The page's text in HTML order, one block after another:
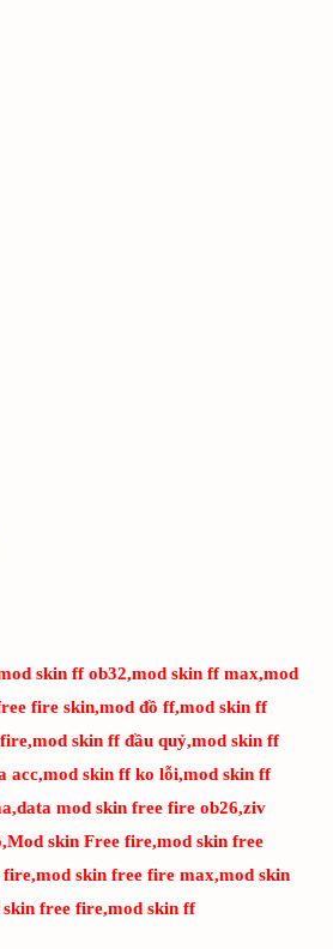
skin ff ob32,mod skin ff max,mod
fire skin,mod đồ ff,mod skin ff
skin ff đầu quỷ,mod skin ff
acc,mod skin ff ko lỗi,mod skin ff
mod skin free fire ob26,ziv
skin Free fire,mod skin free
skin free fire max,mod skin
free fire,mod skin ff